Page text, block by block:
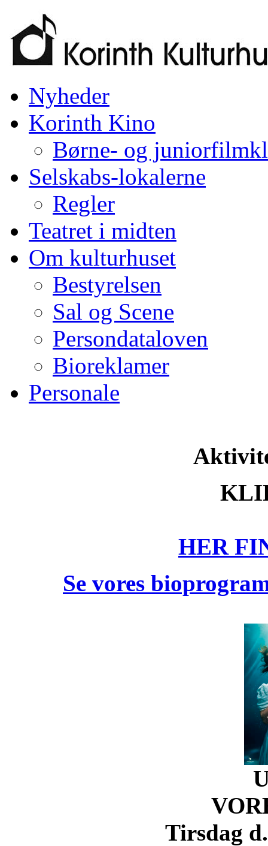
Nyheder
Korinth Kino
Børne- og
Selskabs-lokalerne
Regler
Teatret i midten
Om kulturhuset
Bestyrelsen
Sal og Scene
Persondataloven
Bioreklamer
Personale
HER
Se vores
Tirsdag